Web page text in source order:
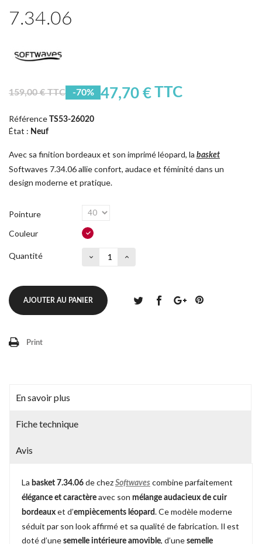
7.34.06
159,00 € TTC -70% 47,70 €TTC
Référence TS53-26020
État : Neuf
Avec sa finition bordeaux et son imprimé léopard, la basket
Softwaves 7.34.06 allie confort, audace et féminité dans un
design moderne et pratique.
Pointure
Couleur
Quantité
AJOUTER AU PANIER
Print
En savoir plus
Fiche technique
Avis
La basket 7.34.06 de chez Softwaves combine parfaitement
élégance et caractère avec son mélange audacieux de cuir
bordeaux et d’empiècements léopard. Ce modèle moderne
séduit par son look affirmé et sa qualité de fabrication. Il est
doté d’une semelle intérieure amovible, d’une semelle